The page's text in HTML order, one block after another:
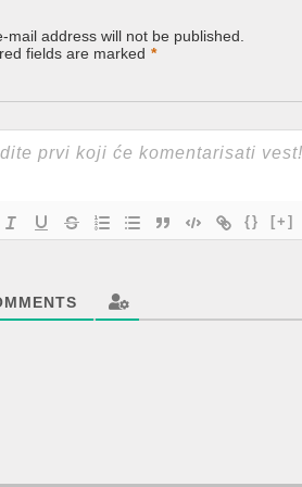
mail address will not be published.
fields are marked *
{} [+]